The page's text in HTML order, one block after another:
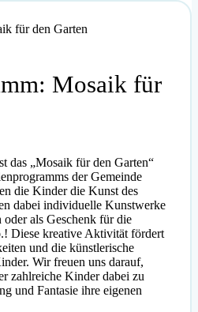
Mosaik für
das „Mosaik für den Garten“
der Gemeinde
die Kinder die Kunst des
dabei individuelle Kunstwerke
als Geschenk für die
Diese kreative Aktivität fördert
und die künstlerische
Wir freuen uns darauf,
zahlreiche Kinder dabei zu
und Fantasie ihre eigenen